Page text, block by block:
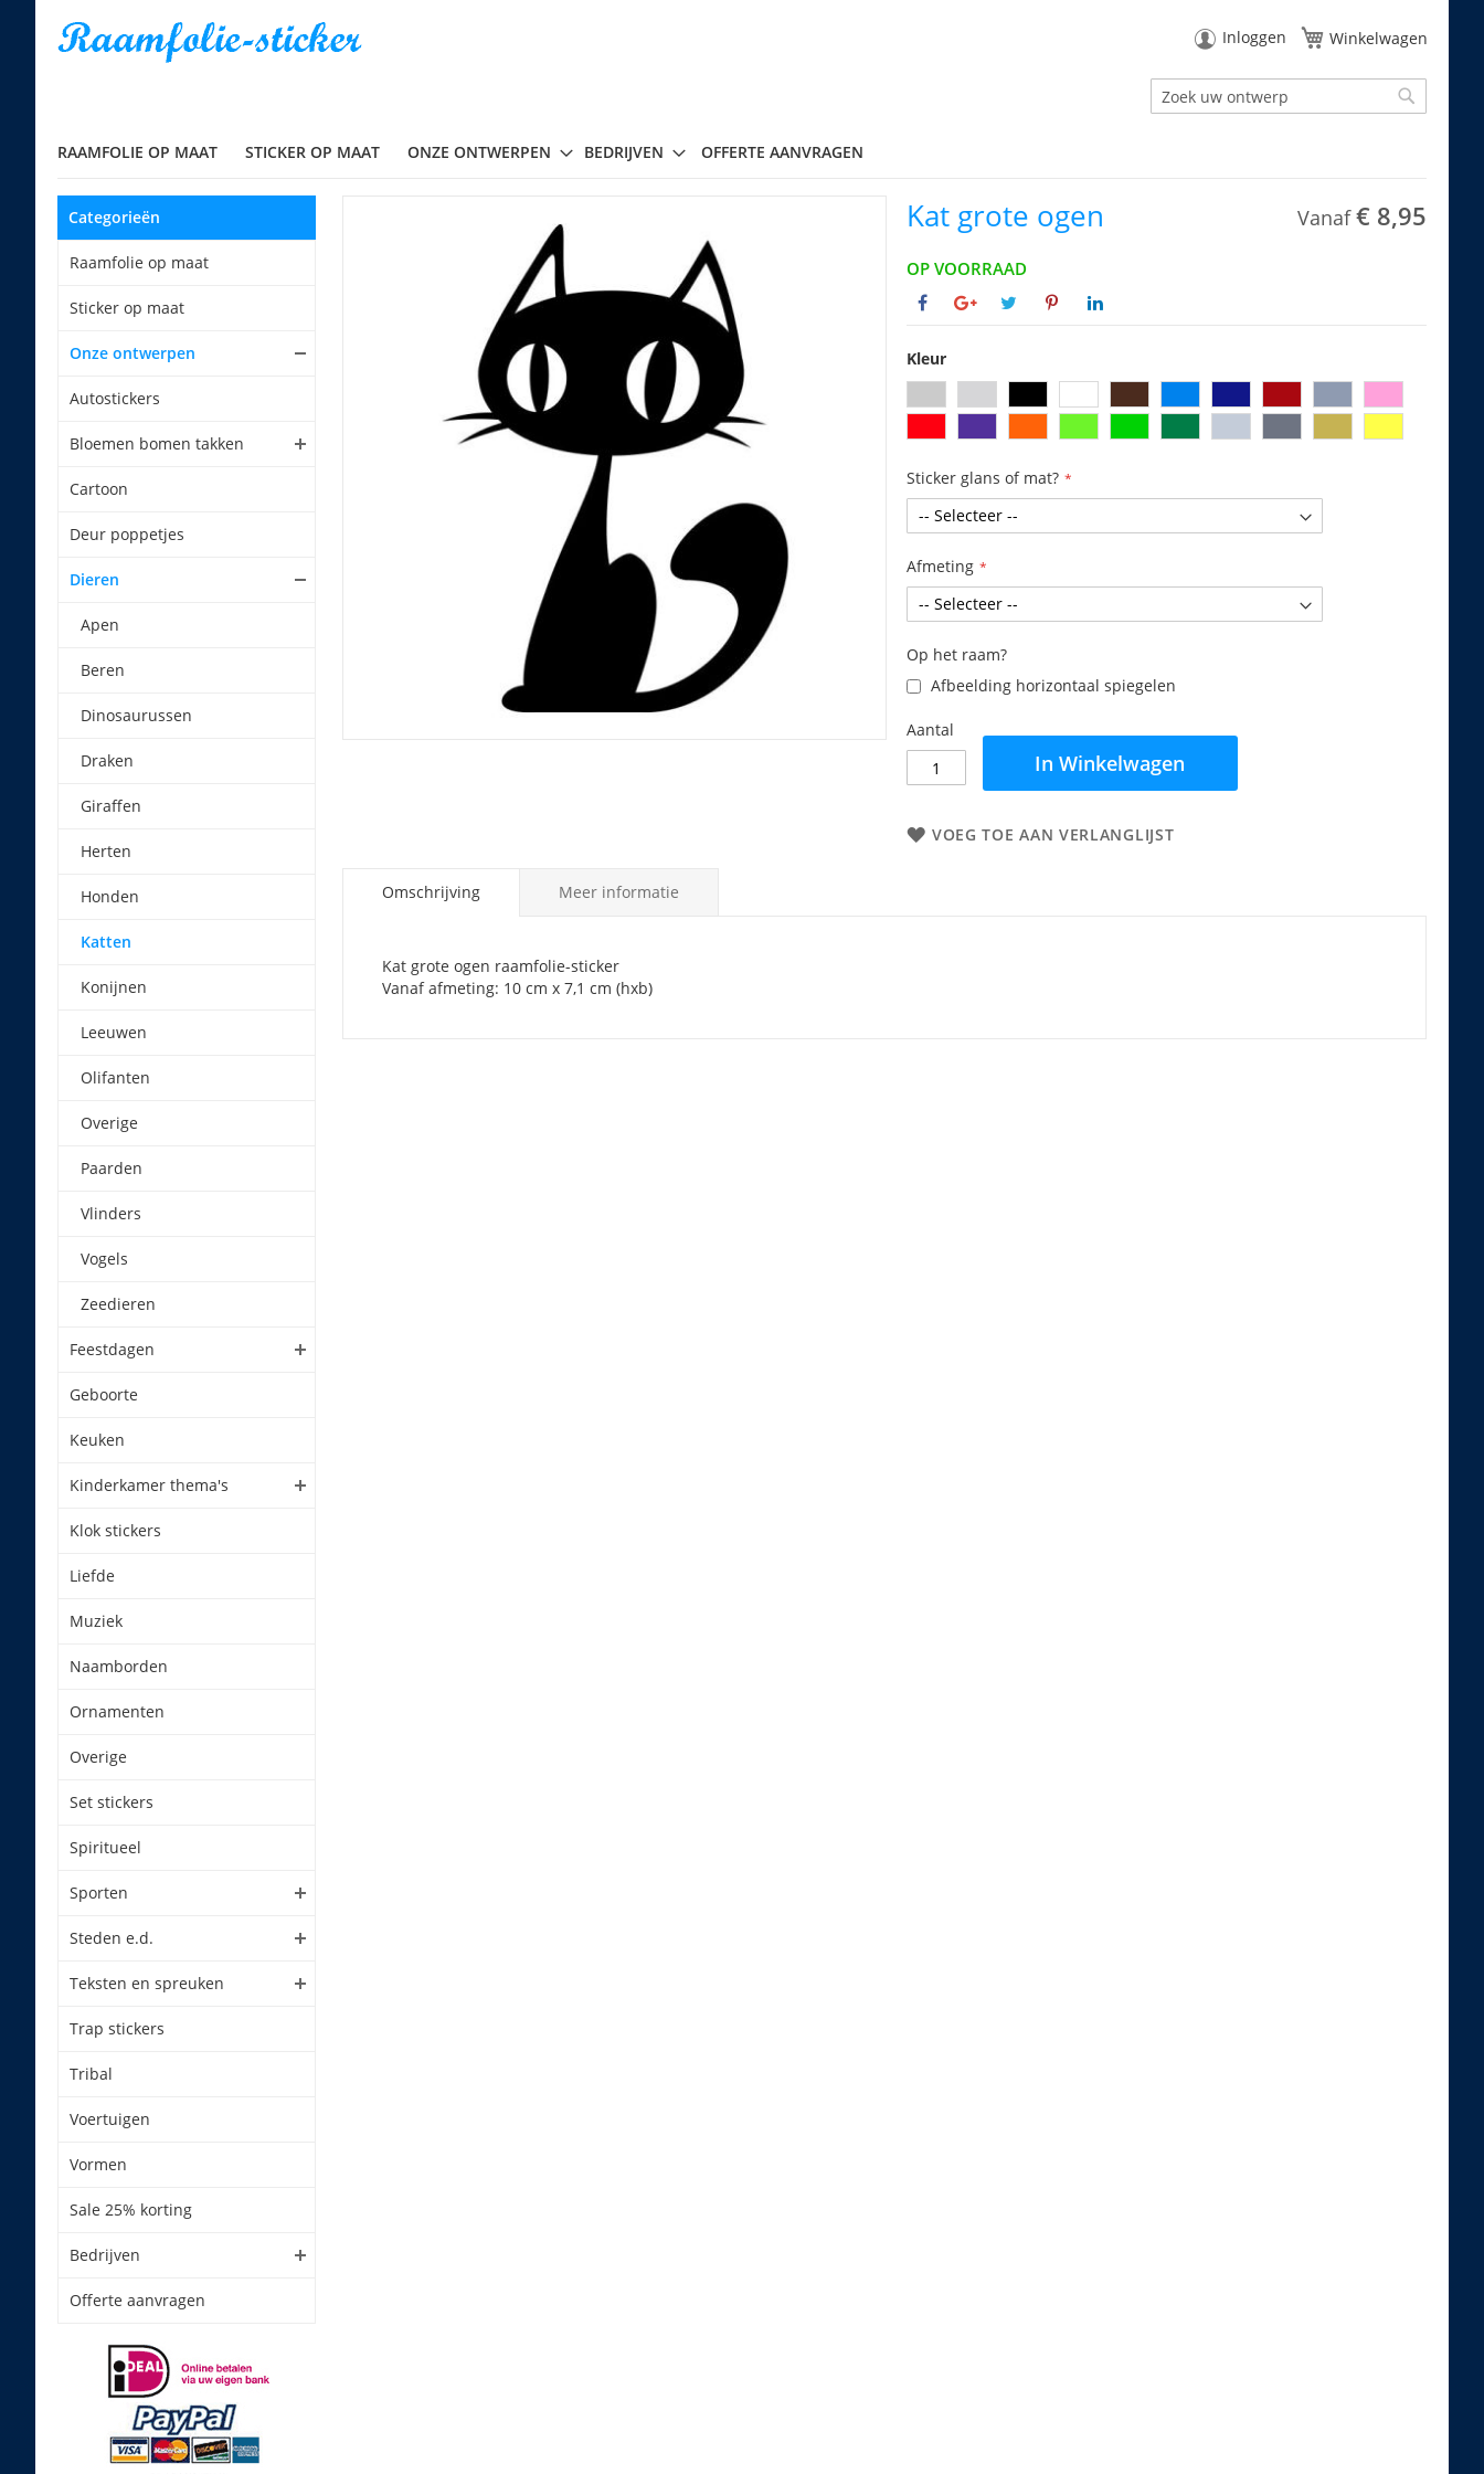
Inloggen Winkelwagen
Zoek
RAAMFOLIE OP MAAT STICKER OP MAAT ONZE ONTWERPEN BEDRIJVEN OFFERTE AANVRAGEN
Kat grote ogen Vanaf € 8,95
OP VOORRAAD
Kleur
Sticker glans of mat?
Afmeting
Op het raam?
Afbeelding horizontaal spiegelen
Aantal
In Winkelwagen
VOEG TOE AAN VERLANGLIJST
Omschrijving
Kat grote ogen raamfolie-sticker
Vanaf afmeting: 10 cm x 7,1 cm (hxb)
Meer informatie
Categorieën
Raamfolie op maat
Sticker op maat
Onze ontwerpen
Autostickers
Bloemen bomen takken
Cartoon
Deur poppetjes
Dieren
Apen
Beren
Dinosaurussen
Draken
Giraffen
Herten
Honden
Katten
Konijnen
Leeuwen
Olifanten
Overige
Paarden
Vlinders
Vogels
Zeedieren
Feestdagen
Geboorte
Keuken
Kinderkamer thema's
Klok stickers
Liefde
Muziek
Naamborden
Ornamenten
Overige
Set stickers
Spiritueel
Sporten
Steden e.d.
Teksten en spreuken
Trap stickers
Tribal
Voertuigen
Vormen
Sale 25% korting
Bedrijven
Offerte aanvragen